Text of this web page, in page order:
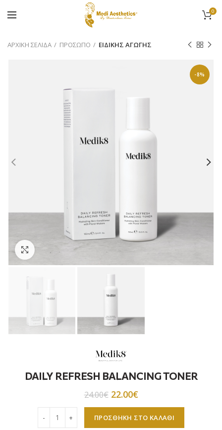
0
ΑΡΧΙΚΉ ΣΕΛΊΔΑ ΠΡΟΣΩΠΟ ΕΙΔΙΚΗΣ ΑΓΩΓΗΣ
-8%
Προβολή
DAILY REFRESH BALANCING TONER
24.00€ 22.00€
ΠΡΟΣΘΉΚΗ ΣΤΟ ΚΑΛΆΘΙ